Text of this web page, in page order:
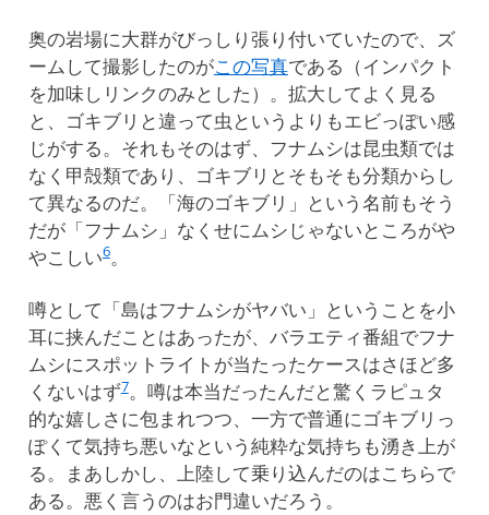
奥の岩場に大群がびっしり張り付いていたので、ズ
ームして撮影したのがこの写真である（インパクト
を加味しリンクのみとした）。拡大してよく見る
と、ゴキブリと違って虫というよりもエビっぽい感
じがする。それもそのはず、フナムシは昆虫類では
なく甲殻類であり、ゴキブリとそもそも分類からし
て異なるのだ。「海のゴキブリ」という名前もそう
だが「フナムシ」なくせにムシじゃないところがや
やこしい6。
噂として「島はフナムシがヤバい」ということを小
耳に挟んだことはあったが、バラエティ番組でフナ
ムシにスポットライトが当たったケースはさほど多
くないはず7。噂は本当だったんだと驚くラピュタ
的な嬉しさに包まれつつ、一方で普通にゴキブリっ
ぽくて気持ち悪いなという純粋な気持ちも湧き上が
る。まあしかし、上陸して乗り込んだのはこちらで
ある。悪く言うのはお門違いだろう。